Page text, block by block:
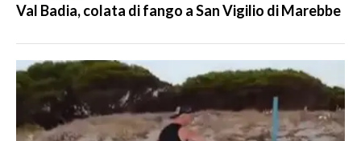
Val Badia, colata di fango a San Vigilio di Marebbe